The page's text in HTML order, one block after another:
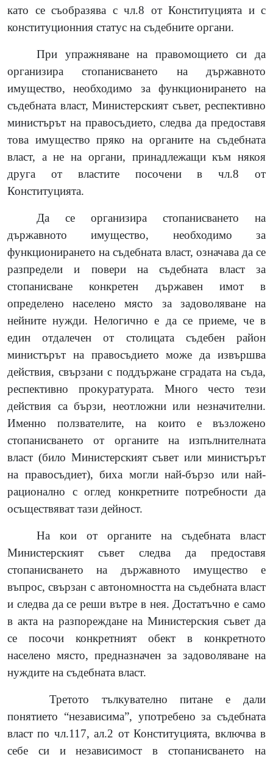
като се съобразява с чл.8 от Конституцията и с
конституционния статус на съдебните органи.
При упражняване на правомощието си да
организира стопанисването на държавното
имущество, необходимо за функционирането на
съдебната власт, Министерският съвет, респективно
министърът на правосъдието, следва да предоставя
това имущество пряко на органите на съдебната
власт, а не на органи, принадлежащи към някоя
друга от властите посочени в чл.8 от
Конституцията.
Да се организира стопанисването на
държавното имущество, необходимо за
функционирането на съдебната власт, означава да се
разпредели и повери на съдебната власт за
стопанисване конкретен държавен имот в
определено населено място за задоволяване на
нейните нужди. Нелогично е да се приеме, че в
един отдалечен от столицата съдебен район
министърът на правосъдието може да извършва
действия, свързани с поддържане сградата на съда,
респективно прокуратурата. Много често тези
действия са бързи, неотложни или незначителни.
Именно ползвателите, на които е възложено
стопанисването от органите на изпълнителната
власт (било Министерският съвет или министърът
на правосъдиет), биха могли най-бързо или най-
рационално с оглед конкретните потребности да
осъществяват тази дейност.
На кои от органите на съдебната власт
Министерският съвет следва да предоставя
стопанисването на държавното имущество е
въпрос, свързан с автономността на съдебната власт
и следва да се реши вътре в нея. Достатъчно е само
в акта на разпореждане на Министерския съвет да
се посочи конкретният обект в конкретното
населено място, предназначен за задоволяване на
нуждите на съдебната власт.
Третото тълкувателно питане е дали
понятието “независима”, употребено за съдебната
власт по чл.117, ал.2 от Конституцията, включва в
себе си и независимост в стопанисването на